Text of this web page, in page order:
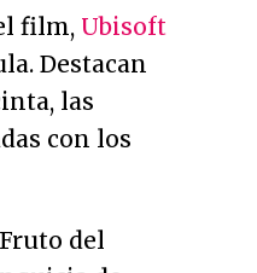
film, Ubisoft
Destacan
las
con los
del